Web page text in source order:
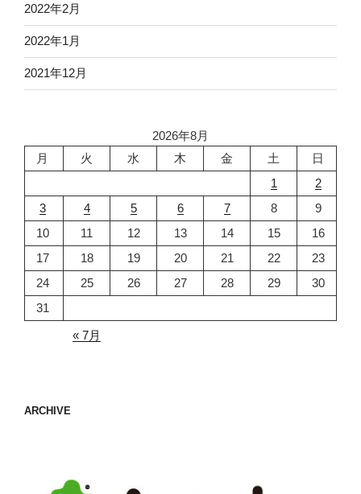
2022年2月
2022年1月
2021年12月
2026年8月
月
火 水 木 金 土
日
1
2
3
4 5 6 7 8
9
10
11 12 13 14 15
16
17
18 19 20 21 22
23
24
25 26 27 28 29
30
31
« 7月
ARCHIVE